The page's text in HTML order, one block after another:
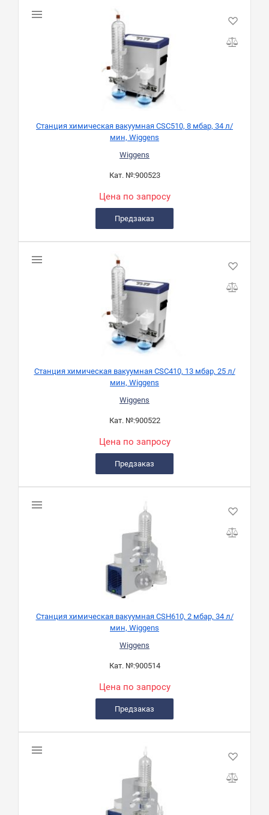
Станция химическая вакуумная CSC510, 8 мбар, 34 л/
мин, Wiggens
Wiggens
Кат. №:900523
Цена по запросу
Предзаказ
Станция химическая вакуумная CSC410, 13 мбар, 25 л/
мин, Wiggens
Wiggens
Кат. №:900522
Цена по запросу
Предзаказ
Станция химическая вакуумная CSH610, 2 мбар, 34 л/
мин, Wiggens
Wiggens
Кат. №:900514
Цена по запросу
Предзаказ